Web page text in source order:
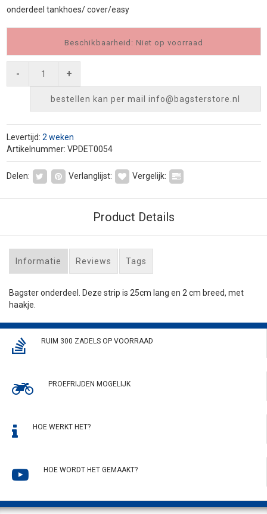
onderdeel tankhoes/ cover/easy
Beschikbaarheid: Niet op voorraad
- +
bestellen kan per mail info@bagsterstore.nl
Levertijd: 2 weken
Artikelnummer: VPDET0054
Delen: Verlanglijst: Vergelijk:
Product Details
Informatie Reviews Tags
Bagster onderdeel. Deze strip is 25cm lang en 2 cm breed, met
haakje.
RUIM 300 ZADELS OP VOORRAAD
PROEFRIJDEN MOGELIJK
HOE WERKT HET?
HOE WORDT HET GEMAAKT?